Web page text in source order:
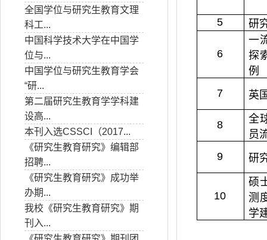
全国学位与研究生教育文理
科工...
中国科学技术大学在中国学
位与...
中国学位与研究生教育学会
“研...
第二届研究生教育学学科建
设高...
本刊入选CSSCI（2017...
《研究生教育研究》编辑部
招聘...
《研究生教育研究》成功举
办期...
我校《研究生教育研究》期
刊入...
5 研
6
一
探
例
7
英
8
全
员
9
研
10
硕
测
学